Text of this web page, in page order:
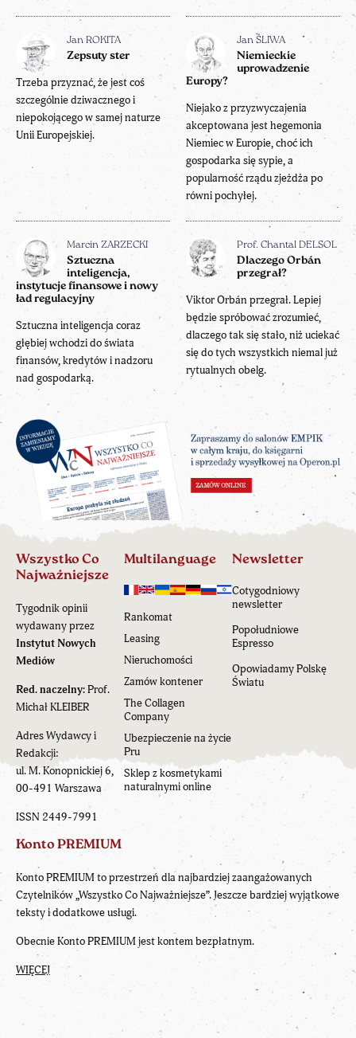
Jan ROKITA
Zepsuty ster
Trzeba przyznać, że jest coś
szczególnie dziwacznego i
niepokojącego w samej naturze
Unii Europejskiej.
Jan ŚLIWA
Niemieckie
uprowadzenie
Europy?
Niejako z przyzwyczajenia
akceptowana jest hegemonia
Niemiec w Europie, choć ich
gospodarka się sypie, a
popularność rządu zjeżdża po
równi pochyłej.
Marcin ZARZECKI
Sztuczna
inteligencja,
instytucje finansowe i nowy
ład regulacyjny
Sztuczna inteligencja coraz
głębiej wchodzi do świata
finansów, kredytów i nadzoru
nad gospodarką.
Prof. Chantal DELSOL
Dlaczego Orbán
przegrał?
Viktor Orbán przegrał. Lepiej
będzie spróbować zrozumieć,
dlaczego tak się stało, niż uciekać
się do tych wszystkich niemal już
rytualnych obelg.
Wszystko Co
Najważniejsze
Tygodnik opinii
wydawany przez
Instytut Nowych
Mediów
Red. naczelny:Prof.
Michał KLEIBER
Adres Wydawcy i
Redakcji:
ul. M. Konopnickiej 6,
00-491 Warszawa
ISSN 2449-7991
Multilanguage
Rankomat
Leasing
Nieruchomości
Zamów kontener
The Collagen
Company
Ubezpieczenie na życie
Pru
Sklep z kosmetykami
naturalnymi online
Newsletter
Cotygodniowy
newsletter
Popołudniowe
Espresso
Opowiadamy Polskę
Światu
Konto PREMIUM
Konto PREMIUM to przestrzeń dla najbardziej zaangażowanych
Czytelników „Wszystko Co Najważniejsze”. Jeszcze bardziej wyjątkowe
teksty i dodatkowe usługi.
Obecnie Konto PREMIUM jest kontem bezpłatnym.
WIĘCEJ